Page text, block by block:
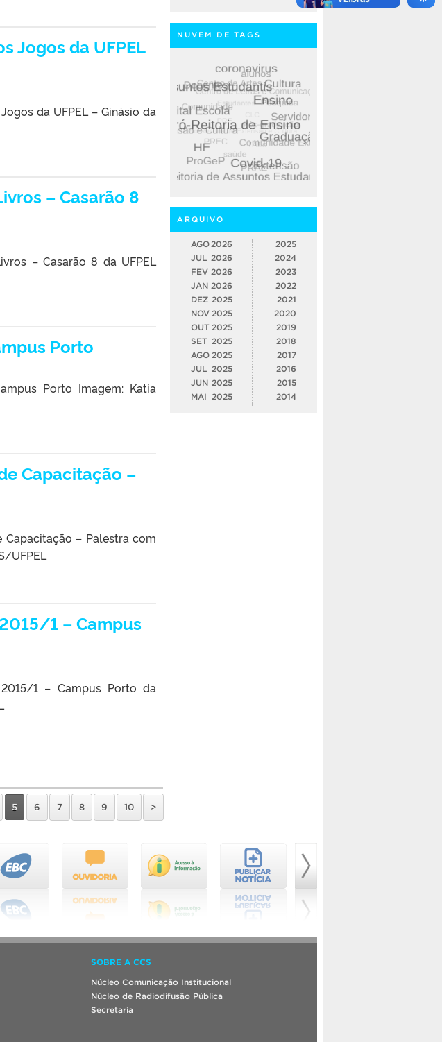
Jogos da UFPEL
da UFPEL – Ginásio da
– Casarão 8
– Casarão 8 da UFPEL
Porto
Porto Imagem: Katia
Capacitação –
Capacitação – Palestra com
UFPEL
1 – Campus
1 – Campus Porto da
5 6 7 8 9 10 >
NUVEM DE TAGS
ARQUIVO
AGO 2026
JUL 2026
FEV 2026
JAN 2026
DEZ 2025
NOV 2025
OUT 2025
SET 2025
AGO 2025
JUL
2025
JUN 2025
MAI
2025
2025
2024
2023
2022
2021
2020
2019
2018
2017
2016
2015
2014
SOBRE A CCS
Núcleo Comunicação Institucional
Núcleo de Radiodifusão Pública
Secretaria